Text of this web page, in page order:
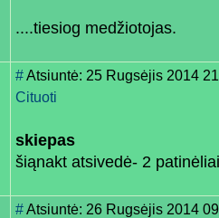
....tiesiog medžiotojas.
#Atsiuntė: 25 Rugsėjis 2014
Cituoti
skiepas
šiąnakt atsivedė- 2
#Atsiuntė: 26 Rugsėjis 2014